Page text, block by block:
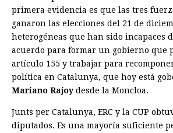
primera evidencia es que las tres
ganaron las elecciones del 21 de
heterogéneas que han sido incapaces
acuerdo para formar un gobierno que
artículo 155 y trabajar para
política en Catalunya, que hoy está
Mariano Rajoydesde la Moncloa.
Junts per Catalunya, ERC y la CUP
diputados. Es una mayoría suficiente